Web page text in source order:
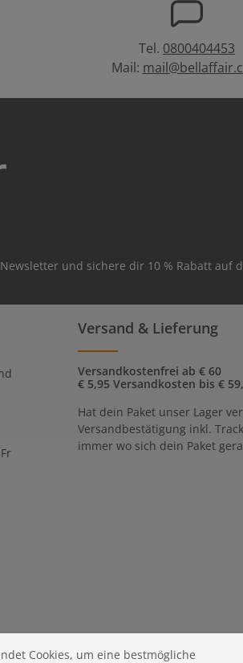
Tel. 0800404453
Mail:
und sichere dir 10 % Rabatt auf
Versand & Lieferung
Versandkostenfrei ab € 60
€ 5,95 Versandkosten bis €
Hat dein Paket unser Lager
Versandbestätigung inkl.
immer wo sich dein Paket
Cookies, um eine bestmögliche